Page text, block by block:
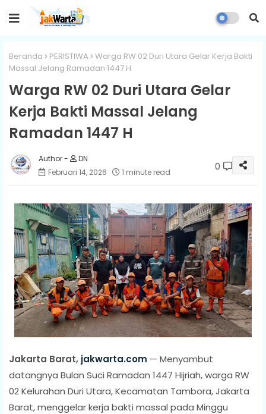
Beranda PERISTIWA
Warga RW 02 Duri Utara Gelar Kerja Bakti
Massal Jelang Ramadan 1447 H
Warga RW 02 Duri Utara Gelar
Kerja Bakti Massal Jelang
Ramadan 1447 H
DN
Februari 14, 2026
1 minute read 0
Jakarta Barat, jakwarta.com — Menyambut
datangnya Bulan Suci Ramadan 1447 Hijriah, warga RW
02 Kelurahan Duri Utara, Kecamatan Tambora, Jakarta
Barat, menggelar kerja bakti massal pada Minggu